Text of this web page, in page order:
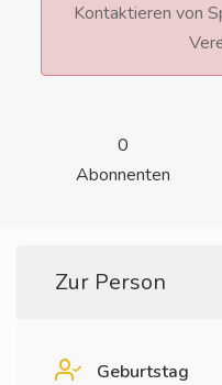
Kontaktieren von
0
Abonnenten
Zur Person
Geburtstag